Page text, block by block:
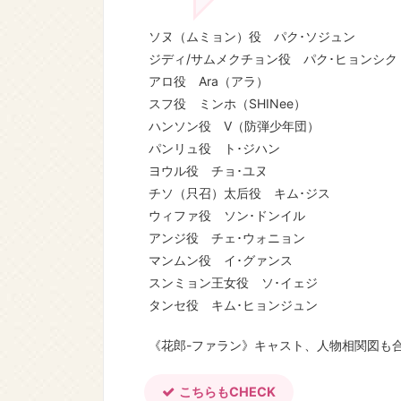
ソヌ（ムミョン）役 パク･ソジュン
ジディ/サムメクチョン役 パク･ヒョンシク
アロ役 Ara（アラ）
スフ役 ミンホ（SHINee）
ハンソン役 V（防弾少年団）
パンリュ役 ト･ジハン
ヨウル役 チョ･ユヌ
チソ（只召）太后役 キム･ジス
ウィファ役 ソン･ドンイル
アンジ役 チェ･ウォニョン
マンムン役 イ･グァンス
スンミョン王女役 ソ･イェジ
タンセ役 キム･ヒョンジュン
《花郎-ファラン》キャスト、人物相関図も
こちらもCHECK